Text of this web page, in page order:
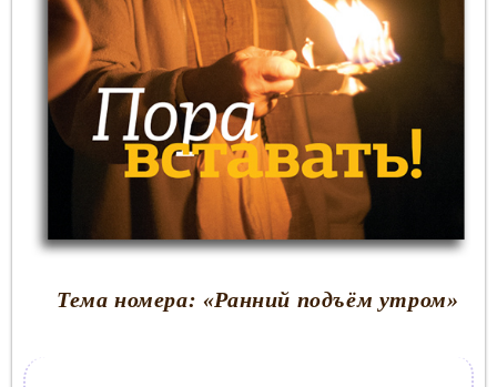
Тема номера: «Ранний подъём утром»